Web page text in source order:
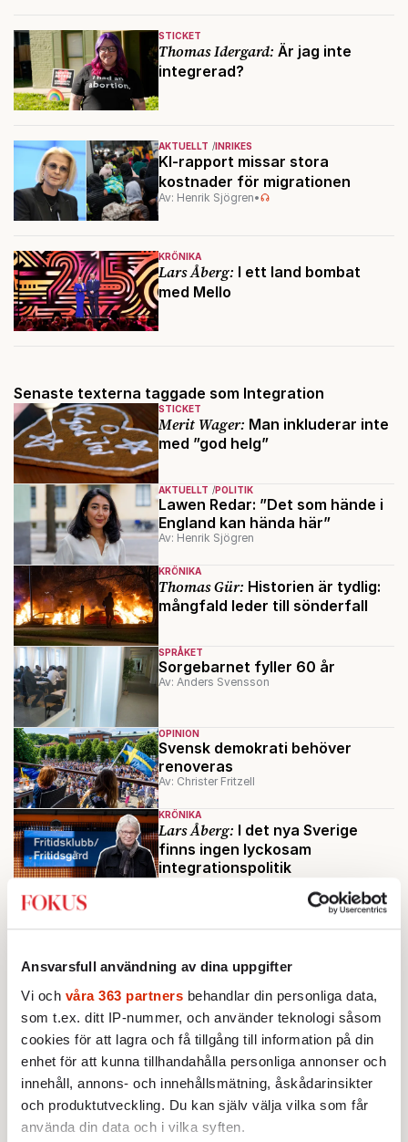
Ansvarsfull användning av dina uppgifter
Vi och våra 363 partners behandlar din personliga data,
som t.ex. ditt IP-nummer, och använder teknologi såsom
cookies för att lagra och få tillgång till information på din
enhet för att kunna tillhandahålla personliga annonser och
innehåll, annons- och innehållsmätning, åskådarinsikter
och produktutveckling. Du kan själv välja vilka som får
använda din data och i vilka syften.
STICKET
Thomas Idergard: Är jag inte
integrerad?
AKTUELLT INRIKES
KI-rapport missar stora
kostnader för migrationen
Av: Henrik Sjögren•
KRÖNIKA
Lars Åberg: I ett land bombat
med Mello
Senaste texterna taggade som Integration
STICKET
Merit Wager: Man inkluderar inte
med ”god helg”
AKTUELLT POLITIK
Lawen Redar: ”Det som hände i
England kan hända här”
Av: Henrik Sjögren
KRÖNIKA
Thomas Gür: Historien är tydlig:
mångfald leder till sönderfall
SPRÅKET
Sorgebarnet fyller 60 år
Av: Anders Svensson
OPINION
Svensk demokrati behöver
renoveras
Av: Christer Fritzell
KRÖNIKA
Lars Åberg: I det nya Sverige
finns ingen lyckosam
integrationspolitik
Björn Ranelid: ”Jag kommer att
segra i det långa loppet”
KRÖNIKA
Alice Teodorescu Måwe:Det är
sorgligt att studenter väljer att
vifta med utländska flaggor
Ladda fler
Mest lästa